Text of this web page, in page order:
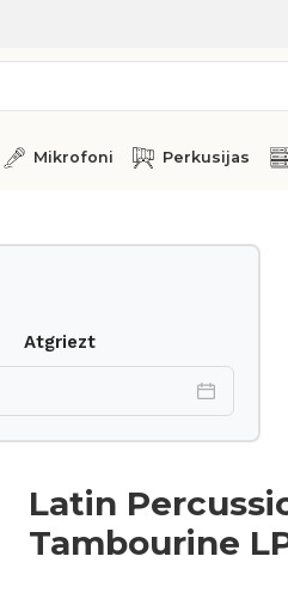
Mikrofoni Perkusijas
Atgriezt
Latin
Tambourine